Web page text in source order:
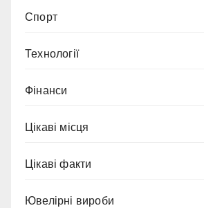
Спорт
Технології
Фінанси
Цікаві місця
Цікаві факти
Ювелірні вироби